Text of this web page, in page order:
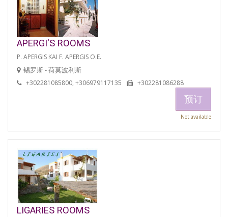
APERGI'S ROOMS
P. APERGIS KAI F. APERGIS O.E.
锡罗斯 - 荷莫波利斯
+302281085800, +306979117135 +302281086288
预订
Not available
LIGARIES ROOMS